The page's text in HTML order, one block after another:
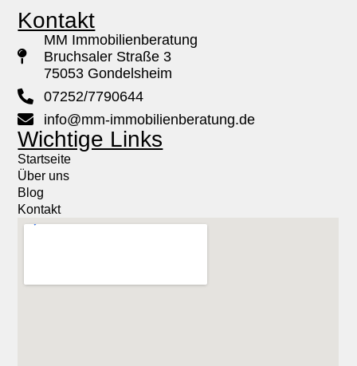
Kontakt
MM Immobilienberatung
Bruchsaler Straße 3
75053 Gondelsheim
07252/7790644
info@mm-immobilienberatung.de
Wichtige Links
Startseite
Über uns
Blog
Kontakt